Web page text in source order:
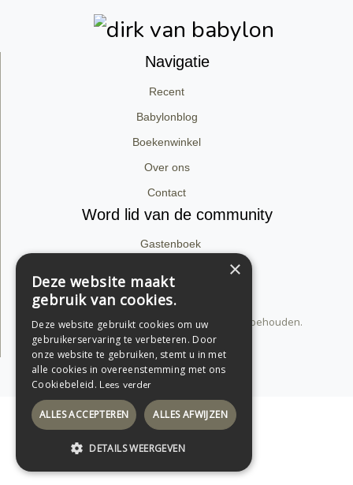
Navigatie
Recent
Babylonblog
Boekenwinkel
Over ons
Contact
Word lid van de community
Gastenboek
Instagram
© 2026 dirk van babylon. Alle rechten voorbehouden.
Privacyverklaring
Support by Conversal
×
Deze website maakt
gebruik van cookies.
Deze website gebruikt cookies om uw
gebruikerservaring te verbeteren. Door
onze website te gebruiken, stemt u in met
alle cookies in overeenstemming met ons
Cookiebeleid. Lees verder
ALLES ACCEPTEREN ALLES AFWIJZEN
DETAILS WEERGEVEN